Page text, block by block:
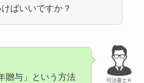
けばいいですか？
司法書士Ｋ
贈与」という方法